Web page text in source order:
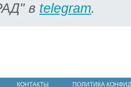
в telegram.
КОНТАКТЫ ПОЛИТИКА